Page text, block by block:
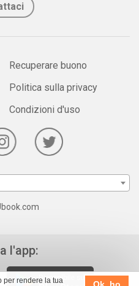
per rendere la tua
Recuperare buono
Politica sulla privacy
Condizioni d'uso
l'app: